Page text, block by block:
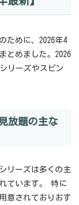
ために、2026年4
とめました。2026
リーズやスピン
放題の主な
リーズは多くの主
ています。 特に
意されておりおす